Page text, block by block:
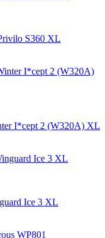
S360 XL
I*cept 2 (W320A) XL
Ice 3 XL